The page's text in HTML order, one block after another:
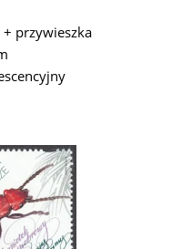
przywieszka